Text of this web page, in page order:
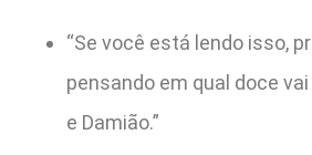
“Se você está lendo isso,
pensando em qual doce
e Damião.”